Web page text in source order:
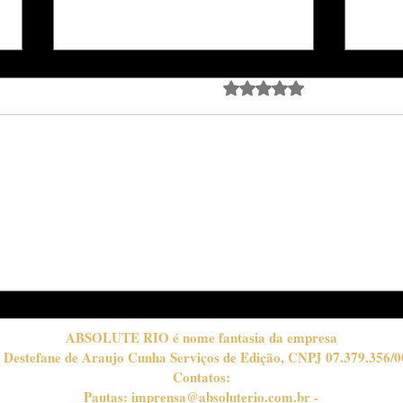
grandes encontros no Rio
Avaliado com 0 de 5
ABSOLUTE RIO é nome fantasia da empresa
de Araujo Cunha Serviços de Edição, CNPJ 07.379.356/
Contatos:
Pautas: imprensa@absoluterio.com.br-